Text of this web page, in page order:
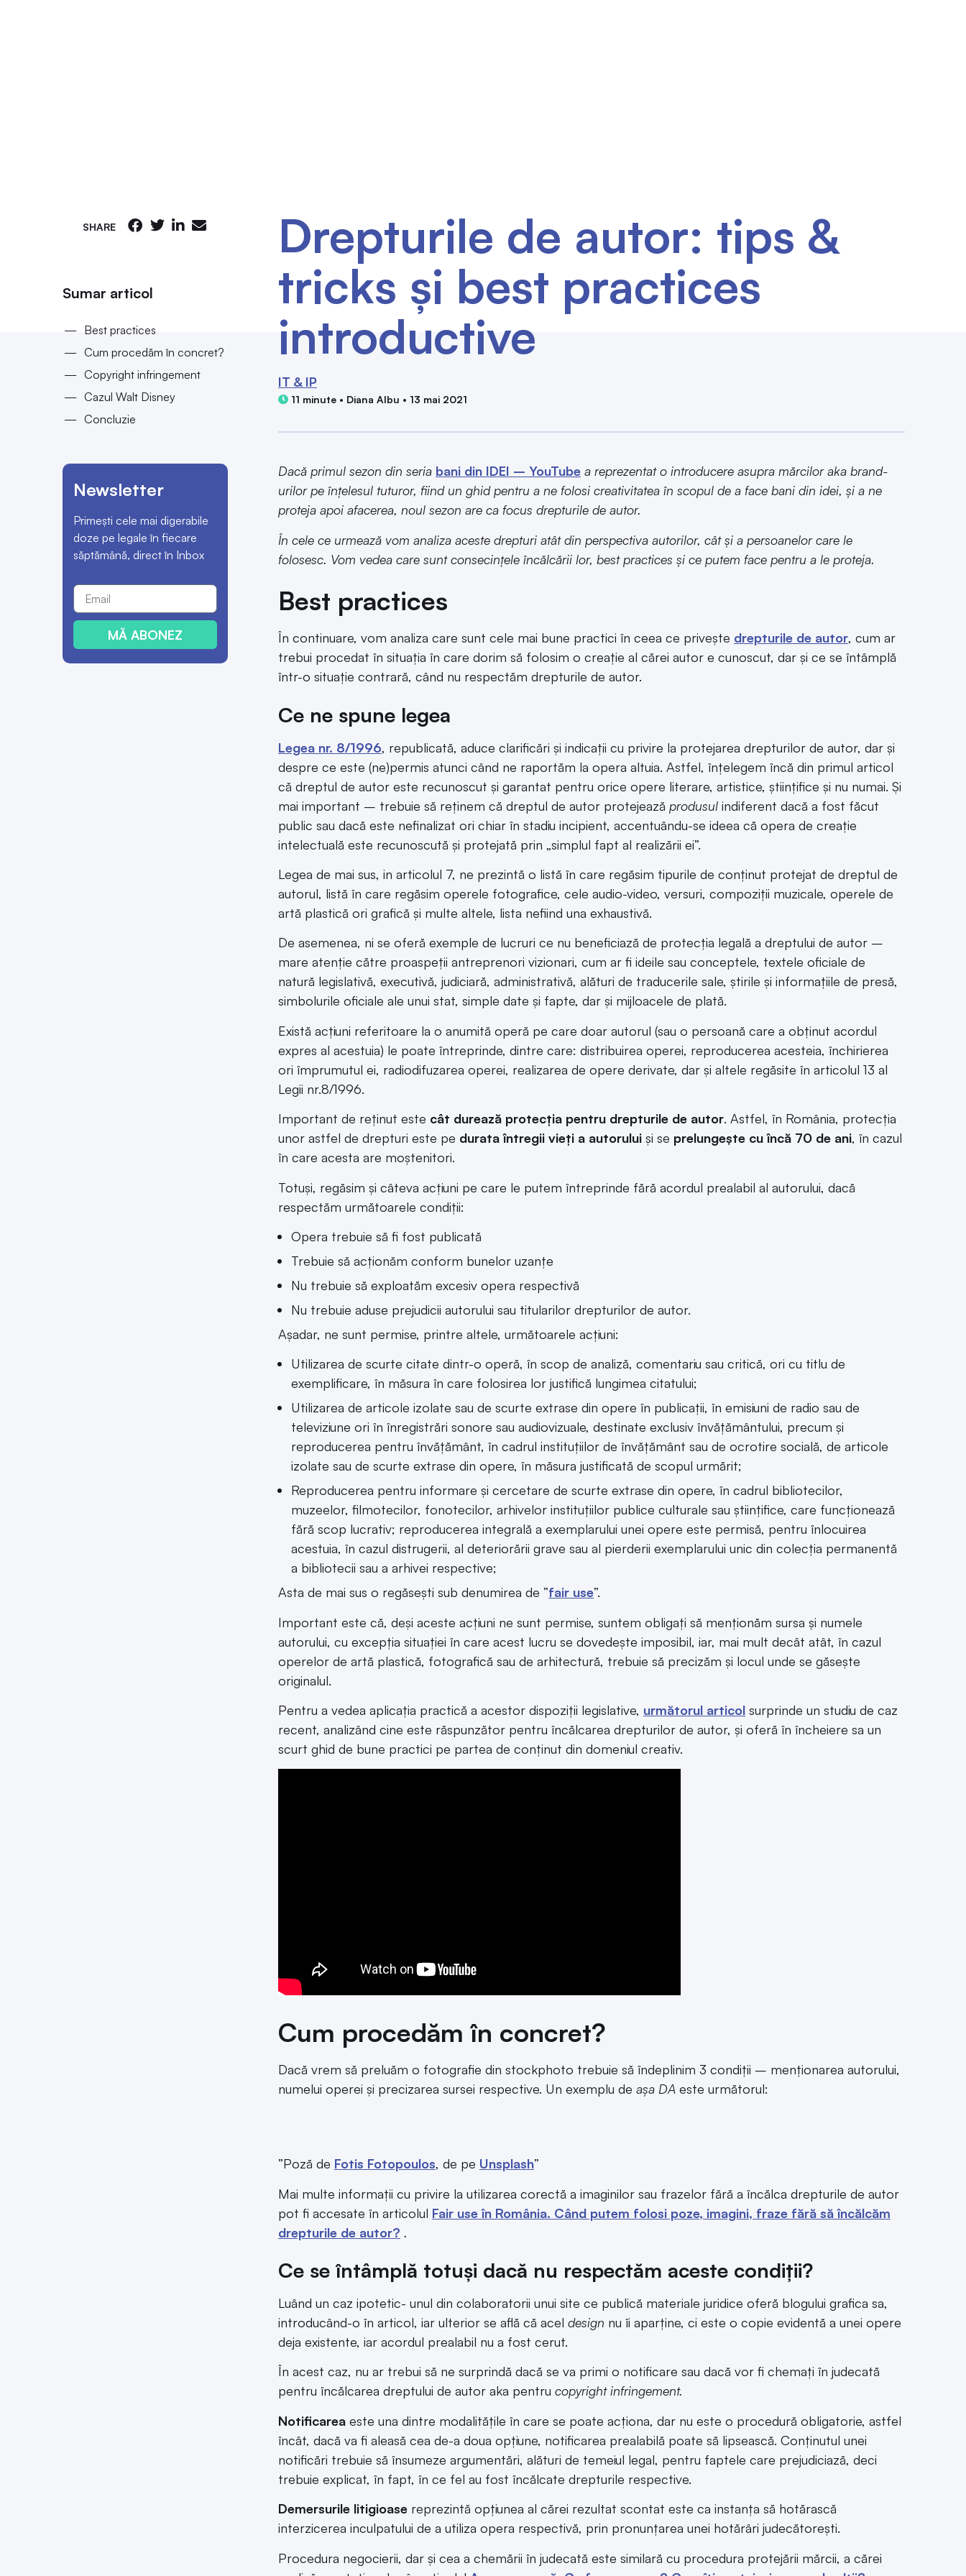
SHARE
Sumar articol
Best practices
Cum procedăm în concret?
Copyright infringement
Cazul Walt Disney
Concluzie
Newsletter
Primești cele mai digerabile
doze pe legale în fiecare
săptămână, direct în Inbox
MĂ ABONEZ
Drepturile de autor: tips &
tricks și best practices
introductive
IT & IP
11 minute • Diana Albu • 13 mai 2021
Dacă primul sezon din seria bani din IDEI – YouTube a reprezentat o introducere asupra mărcilor aka brand-
urilor pe înțelesul tuturor, fiind un ghid pentru a ne folosi creativitatea în scopul de a face bani din idei, și a ne
proteja apoi afacerea, noul sezon are ca focus drepturile de autor.
În cele ce urmează vom analiza aceste drepturi atât din perspectiva autorilor, cât și a persoanelor care le
folosesc. Vom vedea care sunt consecințele încălcării lor, best practices și ce putem face pentru a le proteja.
Best practices
În continuare, vom analiza care sunt cele mai bune practici în ceea ce privește drepturile de autor, cum ar
trebui procedat în situația în care dorim să folosim o creație al cărei autor e cunoscut, dar și ce se întâmplă
într-o situație contrară, când nu respectăm drepturile de autor.
Ce ne spune legea
Legea nr. 8/1996, republicată, aduce clarificări și indicații cu privire la protejarea drepturilor de autor, dar și
despre ce este (ne)permis atunci când ne raportăm la opera altuia. Astfel, înțelegem încă din primul articol
că dreptul de autor este recunoscut și garantat pentru orice opere literare, artistice, științifice și nu numai. Și
mai important – trebuie să reținem că dreptul de autor protejează produsul indiferent dacă a fost făcut
public sau dacă este nefinalizat ori chiar în stadiu incipient, accentuându-se ideea că opera de creație
intelectuală este recunoscută și protejată prin „simplul fapt al realizării ei”.
Legea de mai sus, in articolul 7, ne prezintă o listă în care regăsim tipurile de conținut protejat de dreptul de
autorul, listă în care regăsim operele fotografice, cele audio-video, versuri, compoziții muzicale, operele de
artă plastică ori grafică și multe altele, lista nefiind una exhaustivă.
De asemenea, ni se oferă exemple de lucruri ce nu beneficiază de protecția legală a dreptului de autor –
mare atenție către proaspeții antreprenori vizionari, cum ar fi ideile sau conceptele, textele oficiale de
natură legislativă, executivă, judiciară, administrativă, alături de traducerile sale, știrile și informațiile de presă,
simbolurile oficiale ale unui stat, simple date și fapte, dar și mijloacele de plată.
Există acțiuni referitoare la o anumită operă pe care doar autorul (sau o persoană care a obținut acordul
expres al acestuia) le poate întreprinde, dintre care: distribuirea operei, reproducerea acesteia, închirierea
ori împrumutul ei, radiodifuzarea operei, realizarea de opere derivate, dar și altele regăsite în articolul 13 al
Legii nr.8/1996.
Important de reținut este cât durează protecția pentru drepturile de autor. Astfel, în România, protecția
unor astfel de drepturi este pe durata întregii vieți a autorului și se prelungește cu încă 70 de ani, în cazul
în care acesta are moștenitori.
Totuși, regăsim și câteva acțiuni pe care le putem întreprinde fără acordul prealabil al autorului, dacă
respectăm următoarele condiții:
Opera trebuie să fi fost publicată
Trebuie să acționăm conform bunelor uzanțe
Nu trebuie să exploatăm excesiv opera respectivă
Nu trebuie aduse prejudicii autorului sau titularilor drepturilor de autor.
Așadar, ne sunt permise, printre altele, următoarele acțiuni:
Utilizarea de scurte citate dintr-o operă, în scop de analiză, comentariu sau critică, ori cu titlu de
exemplificare, în măsura în care folosirea lor justifică lungimea citatului;
Utilizarea de articole izolate sau de scurte extrase din opere în publicații, în emisiuni de radio sau de
televiziune ori în înregistrări sonore sau audiovizuale, destinate exclusiv învățământului, precum și
reproducerea pentru învățământ, în cadrul instituțiilor de învățământ sau de ocrotire socială, de articole
izolate sau de scurte extrase din opere, în măsura justificată de scopul urmărit;
Reproducerea pentru informare și cercetare de scurte extrase din opere, în cadrul bibliotecilor,
muzeelor, filmotecilor, fonotecilor, arhivelor instituțiilor publice culturale sau științifice, care funcționează
fără scop lucrativ; reproducerea integrală a exemplarului unei opere este permisă, pentru înlocuirea
acestuia, în cazul distrugerii, al deteriorării grave sau al pierderii exemplarului unic din colecția permanentă
a bibliotecii sau a arhivei respective;
Asta de mai sus o regăsești sub denumirea de ”fair use”.
Important este că, deși aceste acțiuni ne sunt permise, suntem obligați să menționăm sursa și numele
autorului, cu excepția situației în care acest lucru se dovedește imposibil, iar, mai mult decât atât, în cazul
operelor de artă plastică, fotografică sau de arhitectură, trebuie să precizăm și locul unde se găsește
originalul.
Pentru a vedea aplicația practică a acestor dispoziții legislative, următorul articol surprinde un studiu de caz
recent, analizând cine este răspunzător pentru încălcarea drepturilor de autor, și oferă în încheiere sa un
scurt ghid de bune practici pe partea de conținut din domeniul creativ.
Cum procedăm în concret?
Dacă vrem să preluăm o fotografie din stockphoto trebuie să îndeplinim 3 condiții – menționarea autorului,
numelui operei și precizarea sursei respective. Un exemplu de așa DA este următorul:
”Poză de Fotis Fotopoulos, de pe Unsplash”
Mai multe informații cu privire la utilizarea corectă a imaginilor sau frazelor fără a încălca drepturile de autor
pot fi accesate în articolul Fair use în România. Când putem folosi poze, imagini, fraze fără să încălcăm
drepturile de autor? .
Ce se întâmplă totuși dacă nu respectăm aceste condiții?
Luând un caz ipotetic- unul din colaboratorii unui site ce publică materiale juridice oferă blogului grafica sa,
introducând-o în articol, iar ulterior se află că acel design nu îi aparține, ci este o copie evidentă a unei opere
deja existente, iar acordul prealabil nu a fost cerut.
În acest caz, nu ar trebui să ne surprindă dacă se va primi o notificare sau dacă vor fi chemați în judecată
pentru încălcarea dreptului de autor aka pentru copyright infringement.
Notificarea este una dintre modalitățile în care se poate acționa, dar nu este o procedură obligatorie, astfel
încât, dacă va fi aleasă cea de-a doua opțiune, notificarea prealabilă poate să lipsească. Conținutul unei
notificări trebuie să însumeze argumentări, alături de temeiul legal, pentru faptele care prejudiciază, deci
trebuie explicat, în fapt, în ce fel au fost încălcate drepturile respective.
Demersurile litigioase reprezintă opțiunea al cărei rezultat scontat este ca instanța să hotărască
interzicerea inculpatului de a utiliza opera respectivă, prin pronunțarea unei hotărâri judecătorești.
Procedura negocierii, dar și cea a chemării în judecată este similară cu procedura protejării mărcii, a cărei